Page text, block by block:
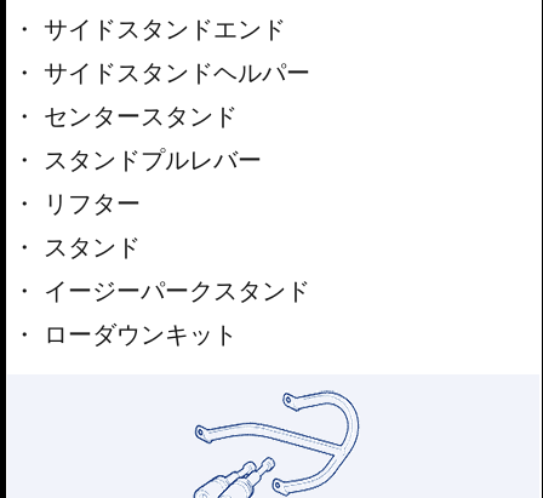
サイドスタンドエンド
サイドスタンドヘルパー
センタースタンド
スタンドプルレバー
リフター
スタンド
イージーパークスタンド
ローダウンキット